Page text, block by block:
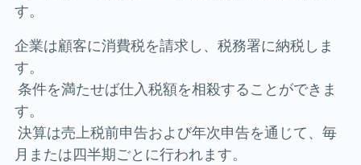
す。
企業は顧客に消費税を請求し、税務署に納税しま
す。
条件を満たせば仕入税額を相殺することができま
す。
決算は売上税前申告および年次申告を通じて、毎
月または四半期ごとに行われます。